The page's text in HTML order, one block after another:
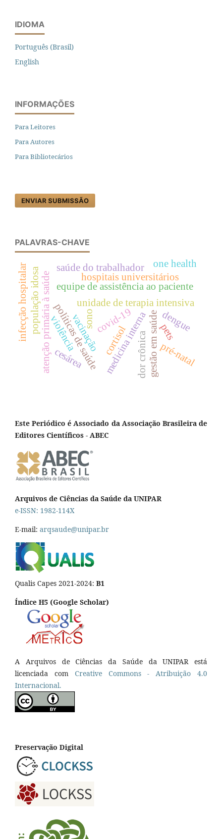
IDIOMA
Português (Brasil)
English
INFORMAÇÕES
Para Leitores
Para Autores
Para Bibliotecários
ENVIAR SUBMISSÃO
PALAVRAS-CHAVE
equipe de assistência ao paciente
unidade de terapia intensiva
atenção primária à saúdepolíticas de saúde gestão em saúde
vacinaçãocovid-19
população idosa
infecção hospitalar hospitais universitários
medicina interna
saúde do trabalhador
sono
pré-natal
violência dengue
dor crônica
cortisol pets
one health
cesárea
Este Periódico é Associado da Associação Brasileira de
Editores Científicos - ABEC
Arquivos de Ciências da Saúde da UNIPAR
e-ISSN: 1982-114X
E-mail: arqsaude@unipar.br
Qualis Capes 2021-2024: B1
Índice H5 (Google Scholar)
A Arquivos de Ciências da Saúde da UNIPAR está
licenciada com Creative Commons - Atribuição 4.0
Internacional.
Preservação Digital